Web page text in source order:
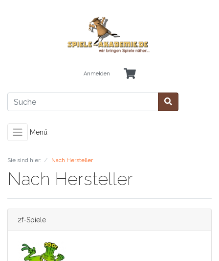
Anmelden
Menü
Sie sind hier: Nach Hersteller
Nach Hersteller
2f-Spiele